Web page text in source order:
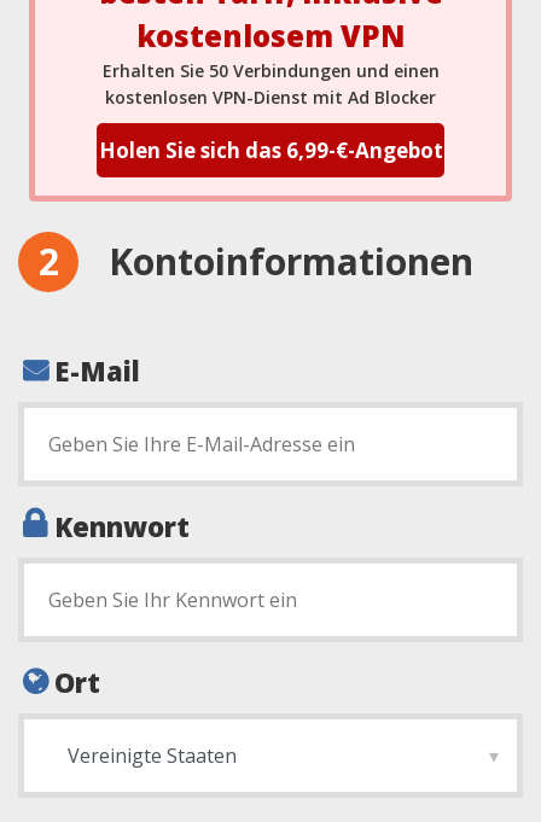
kostenlosem VPN
Erhalten Sie 50 Verbindungen und einen
kostenlosen VPN-Dienst mit Ad Blocker
Holen Sie sich das 6,99-€-Angebot
Kontoinformationen
E-Mail
Kennwort
Ort